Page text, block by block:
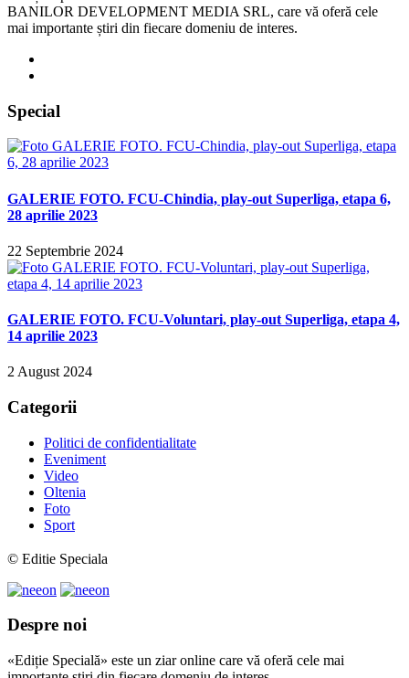
BANILOR DEVELOPMENT MEDIA SRL, care vă oferă cele
mai importante știri din fiecare domeniu de interes.
Special
GALERIE FOTO. FCU-Chindia, play-out Superliga, etapa 6,
28 aprilie 2023
22 Septembrie 2024
GALERIE FOTO. FCU-Voluntari, play-out Superliga, etapa 4,
14 aprilie 2023
2 August 2024
Categorii
Politici de confidentialitate
Eveniment
Video
Oltenia
Foto
Sport
© Editie Speciala
Despre noi
«Ediție Specială» este un ziar online care vă oferă cele mai